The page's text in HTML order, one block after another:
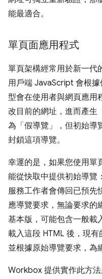
能最適合。
單頁面應用程式
單頁架構經常用於新一代
用戶端 JavaScript 會根
型會在使用者與網頁應用
改目前的網址，進而產生
為「假導覽」，但初始導
封鎖這項導覽。
幸運的是，如果您使用單
能從快取中提供初始導覽：
服務工作者會傳回已預先
應導覽要求，無論要求的
基本版，可能包含一般載
載入這段 HTML 後，現有
並根據原始導覽要求，為
Workbox 提供實作此方